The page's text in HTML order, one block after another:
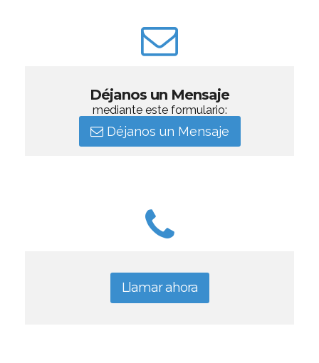
Déjanos un Mensaje
mediante este formulario:
Déjanos un Mensaje
Llamar ahora